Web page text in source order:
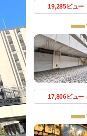
19,285ビュー
17,806ビュー